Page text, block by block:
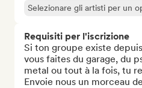
Selezionare gli artisti per un
Requisiti per l'iscrizione
Si ton groupe existe
vous faites du garage, du
metal ou tout à la fois, tu
Envoie nous un morceau